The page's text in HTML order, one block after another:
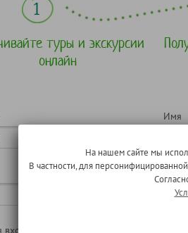
туры и экскурсии
онлайн
Имя
E-
На нашем сайте мы
В частности, для